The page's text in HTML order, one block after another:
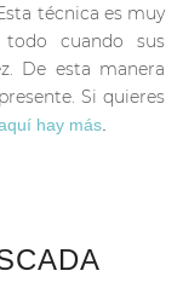
técnica es muy
cuando sus
De esta manera
Si quieres
hay más